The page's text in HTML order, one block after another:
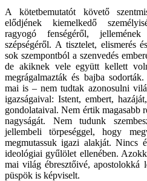
A kötetbemutatót követő
elődjének kiemelkedő
ragyogó fenségéről, jellemének
szépségéről. A tisztelet, elismerés
sok szempontból a szenvedés
de akiknek vele együtt kellett
megrágalmazták és bajba
mai is – nem tudtak azonosulni
igazságaival: Istent, embert,
gondolataival. Nem értik magasabb
nagyságát. Nem tudunk
jellembeli törpeséggel, hogy
megmutassuk igazi alakját. Nincs
ideológiai gyűlölet ellenében.
mai világ ébresztőivé, apostolokká
püspök is képviselt.